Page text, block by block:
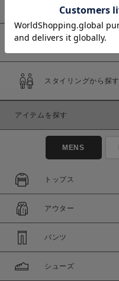
商品タイプ
通常商品
セール価格
在庫
在庫あり
予約商品
スタイリングから探す
アイテムを探す
MENS
トップス
アウター
パンツ
シューズ